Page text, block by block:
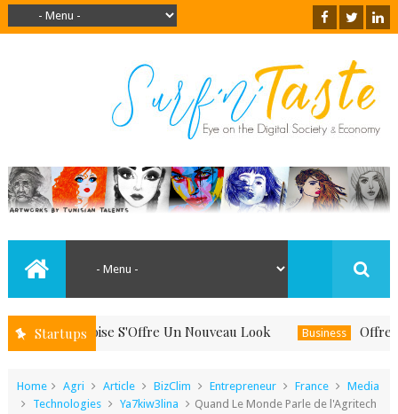
Startups
Le Boise S'Offre Un Nouveau Look Business Offrez-Vous
Home Agri Article BizClim Entrepreneur France
Media
Technologies
Ya7kiw3lina
Quand Le Monde Parle de l'Agritech